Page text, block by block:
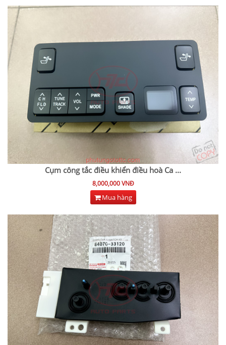
Cụm công tắc điều khiển điều hoà Ca ...
8,000,000 VNĐ
Mua hàng